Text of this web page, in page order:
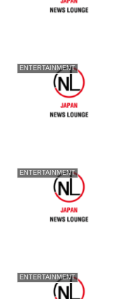
ENTERTAINMENT
ENTERTAINMENT
ENTERTAINMENT